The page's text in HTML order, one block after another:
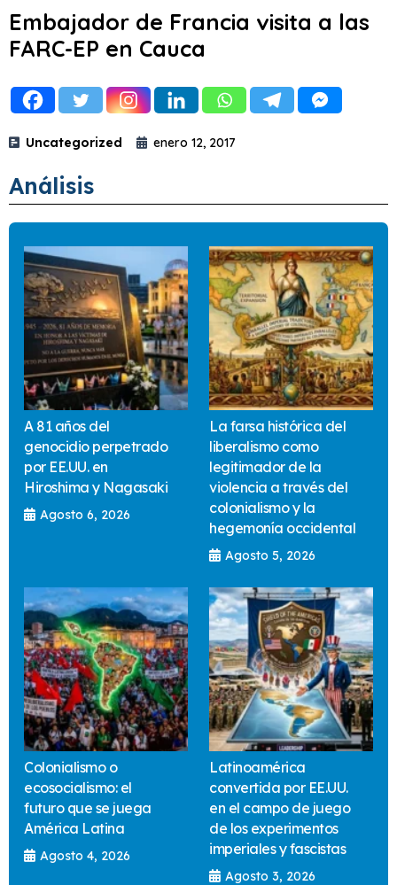
Embajador de Francia visita a las
FARC-EP en Cauca
Uncategorized enero 12, 2017
Análisis
A 81 años del
genocidio perpetrado
por EE.UU. en
Hiroshima y Nagasaki
Agosto 6, 2026
La farsa histórica del
liberalismo como
legitimador de la
violencia a través del
colonialismo y la
hegemonía occidental
Agosto 5, 2026
Colonialismo o
ecosocialismo: el
futuro que se juega
América Latina
Agosto 4, 2026
Latinoamérica
convertida por EE.UU.
en el campo de juego
de los experimentos
imperiales y fascistas
Agosto 3, 2026